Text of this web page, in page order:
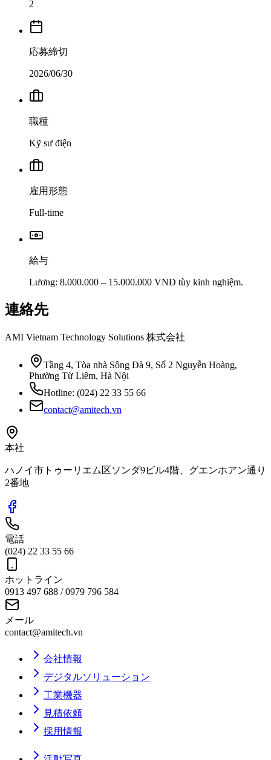
2
応募締切
2026/06/30
職種
Kỹ sư điện
雇用形態
Full-time
給与
Lương: 8.000.000 – 15.000.000 VNĐ tùy kinh nghiệm.
連絡先
AMI Vietnam Technology Solutions 株式会社
Tầng 4, Tòa nhà Sông Đà 9, Số 2 Nguyễn Hoàng,
Phường Từ Liêm, Hà Nội
Hotline: (024) 22 33 55 66
contact@amitech.vn
本社
ハノイ市トゥーリエム区ソンダ9ビル4階、グエンホアン通り
2番地
電話
(024) 22 33 55 66
ホットライン
0913 497 688 / 0979 796 584
メール
contact@amitech.vn
会社情報
デジタルソリューション
工業機器
見積依頼
採用情報